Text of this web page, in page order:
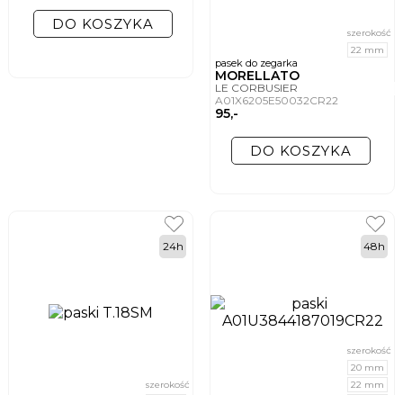
DO KOSZYKA
pasek do zegarka
MORELLATO
LE CORBUSIER
A01X6205E50032CR22
95,-
szerokość
22 mm
DO KOSZYKA
szerokość
24h
szerokość
20 mm
22 mm
48h